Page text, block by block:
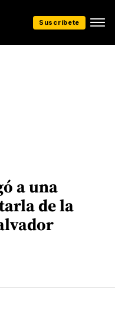
Suscríbete
a una
de la